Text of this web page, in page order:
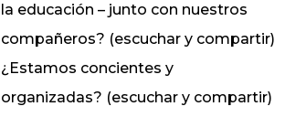
la educación – junto con nuestros
compañeros? (escuchar y compartir)
¿Estamos concientes y
organizadas? (escuchar y compartir)